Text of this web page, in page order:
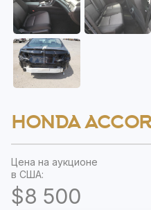
HONDA
Цена на аукционе
в США:
$8 500